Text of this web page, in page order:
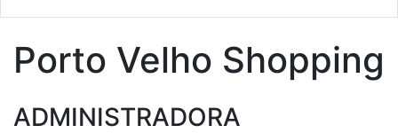
Porto Velho Shopping
ADMINISTRADORA